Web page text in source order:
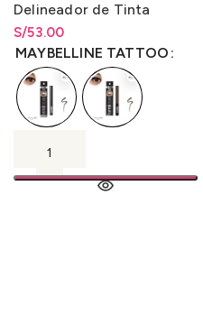
Delineador de Tinta
Líquida 2.5ml.
S/53.00
Rango de precios: desde
S/53.00hasta S/53.00
MAYBELLINE TATTOO